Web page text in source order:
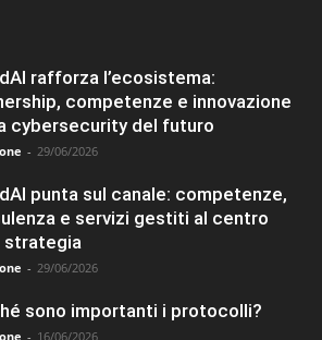
rafforza l’ecosistema:
competenze e innovazione
cybersecurity del futuro
- 29/06/2026
punta sul canale: competenze,
e servizi gestiti al centro
strategia
- 29/06/2026
sono importanti i protocolli?
- 16/06/2026